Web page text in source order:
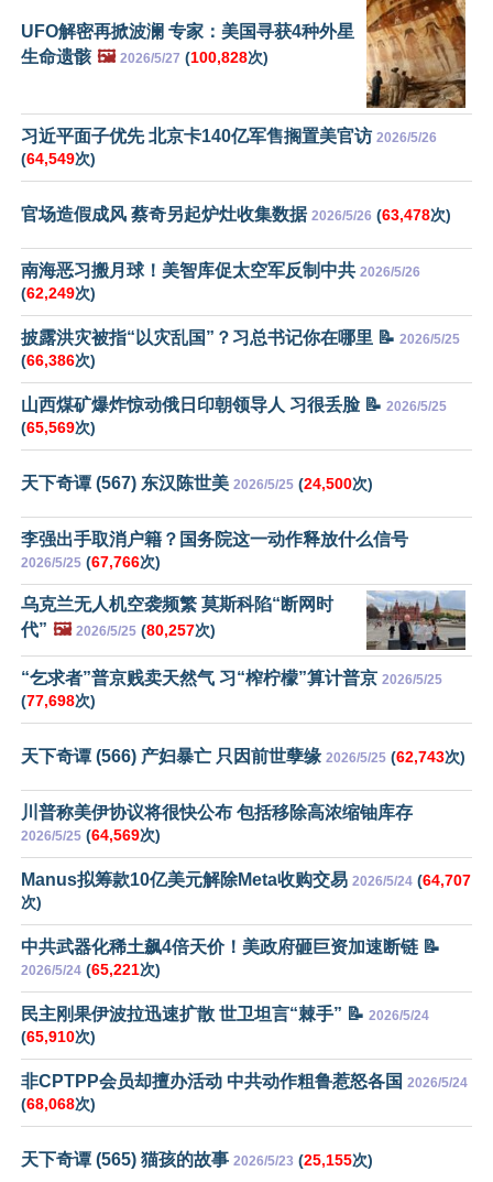
UFO解密再掀波澜 专家：美国寻获4种外星
生命遗骸 🖼️ 2026/5/27 (100,828次)
习近平面子优先 北京卡140亿军售搁置美官访 2026/5/26
(64,549次)
官场造假成风 蔡奇另起炉灶收集数据 2026/5/26 (63,478次)
南海恶习搬月球！美智库促太空军反制中共 2026/5/26
(62,249次)
披露洪灾被指“以灾乱国”？习总书记你在哪里 📝 2026/5/25
(66,386次)
山西煤矿爆炸惊动俄日印朝领导人 习很丢脸 📝 2026/5/25
(65,569次)
天下奇谭 (567) 东汉陈世美 2026/5/25 (24,500次)
李强出手取消户籍？国务院这一动作释放什么信号
2026/5/25 (67,766次)
乌克兰无人机空袭频繁 莫斯科陷“断网时
代” 🖼️ 2026/5/25 (80,257次)
“乞求者”普京贱卖天然气 习“榨柠檬”算计普京 2026/5/25
(77,698次)
天下奇谭 (566) 产妇暴亡 只因前世孽缘 2026/5/25 (62,743次)
川普称美伊协议将很快公布 包括移除高浓缩铀库存
2026/5/25 (64,569次)
Manus拟筹款10亿美元解除Meta收购交易 2026/5/24 (64,707
次)
中共武器化稀土飙4倍天价！美政府砸巨资加速断链 📝
2026/5/24 (65,221次)
民主刚果伊波拉迅速扩散 世卫坦言“棘手” 📝 2026/5/24
(65,910次)
非CPTPP会员却擅办活动 中共动作粗鲁惹怒各国 2026/5/24
(68,068次)
天下奇谭 (565) 猫孩的故事 2026/5/23 (25,155次)